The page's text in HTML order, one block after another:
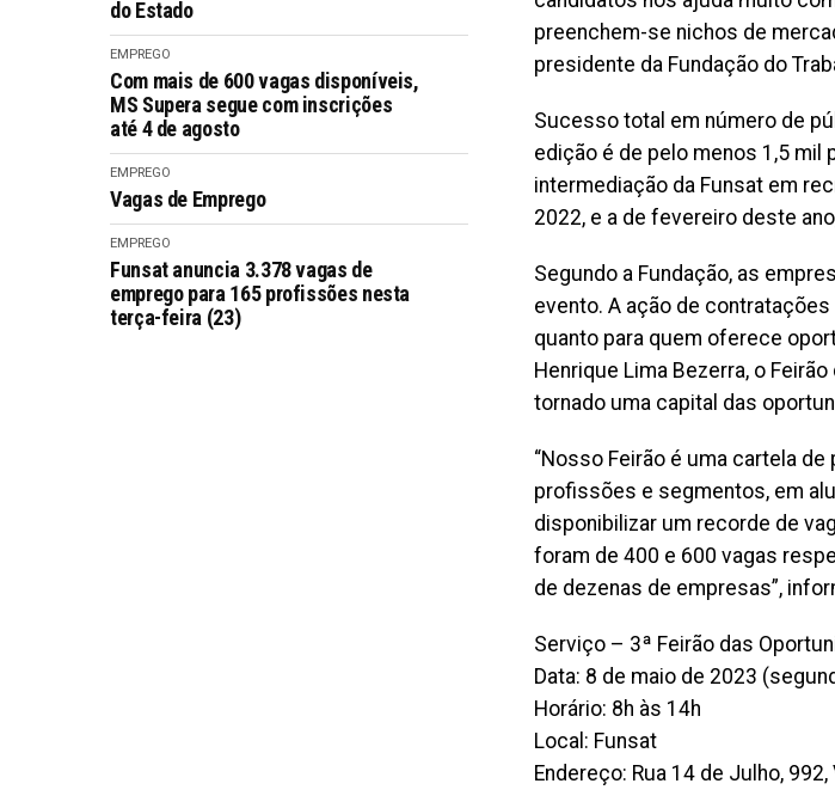
do Estado
EMPREGO
Com mais de 600 vagas disponíveis,
MS Supera segue com inscrições
até 4 de agosto
EMPREGO
Vagas de Emprego
EMPREGO
Funsat anuncia 3.378 vagas de
emprego para 165 profissões nesta
terça-feira (23)
preenchem-se nichos de
presidente da Fundação do
Sucesso total em número de
edição é de pelo menos 1,5 mil
intermediação da Funsat em
2022, e a de fevereiro deste
Segundo a Fundação, as
evento. A ação de
quanto para quem oferece
Henrique Lima Bezerra, o
tornado uma capital das
“Nosso Feirão é uma cartela
profissões e segmentos, em
disponibilizar um recorde de
foram de 400 e 600 vagas
de dezenas de empresas”,
Serviço – 3ª Feirão das
Data: 8 de maio de 2023
Horário: 8h às 14h
Local: Funsat
Endereço: Rua 14 de Julho, 992,